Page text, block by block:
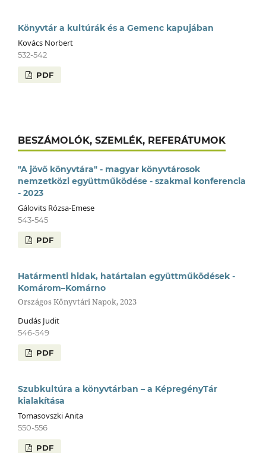
Könyvtár a kultúrák és a Gemenc kapujában
Kovács Norbert
532-542
PDF
BESZÁMOLÓK, SZEMLÉK, REFERÁTUMOK
"A jövő könyvtára" - magyar könyvtárosok
nemzetközi együttműködése - szakmai konferencia
- 2023
Gálovits Rózsa-Emese
543-545
PDF
Határmenti hidak, határtalan együttműködések -
Komárom–Komárno
Országos Könyvtári Napok, 2023
Dudás Judit
546-549
PDF
Szubkultúra a könyvtárban – a KépregényTár
kialakítása
Tomasovszki Anita
550-556
PDF